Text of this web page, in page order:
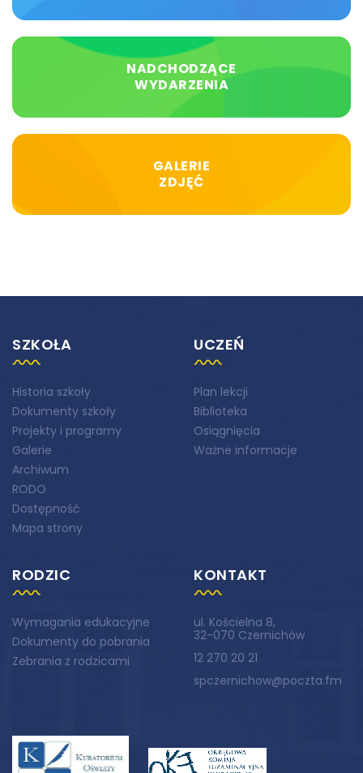
NADCHODZĄCE
WYDARZENIA
GALERIE
ZDJĘĆ
SZKOŁA
Historia szkoły
Dokumenty szkoły
Projekty i programy
Galerie
Archiwum
RODO
Dostępność
Mapa strony
UCZEŃ
Plan lekcji
Biblioteka
Osiągnięcia
Ważne informacje
RODZIC
Wymagania edukacyjne
Dokumenty do pobrania
Zebrania z rodzicami
KONTAKT
ul. Kościelna 8,
32-070 Czernichów
12 270 20 21
spczernichow@poczta.fm